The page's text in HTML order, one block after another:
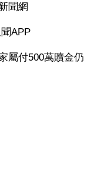
聞網
APP
屬付500萬贖金仍